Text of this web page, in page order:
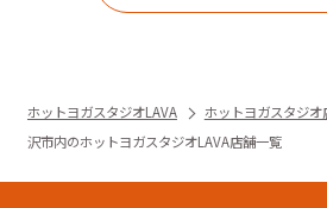
ホットヨガスタジオLAVA ホットヨガスタジオ
沢市内のホットヨガスタジオLAVA店舗一覧